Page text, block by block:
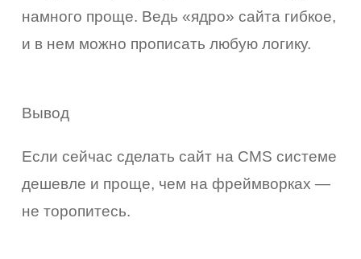
намного проще. Ведь «ядро» сайта гибкое,
и в нем можно прописать любую логику.
Вывод
Если сейчас сделать сайт на CMS системе
дешевле и проще, чем на фреймворках —
не торопитесь.